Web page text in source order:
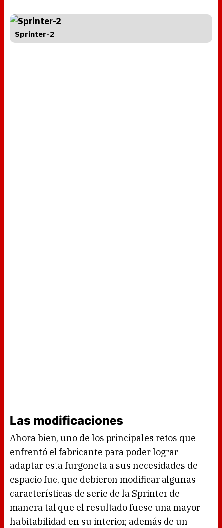
Sprinter-2
Las modificaciones
Ahora bien, uno de los principales retos que
enfrentó el fabricante para poder lograr
adaptar esta furgoneta a sus necesidades de
espacio fue, que debieron modificar algunas
características de serie de la Sprinter de
manera tal que el resultado fuese una mayor
habitabilidad en su interior, además de un